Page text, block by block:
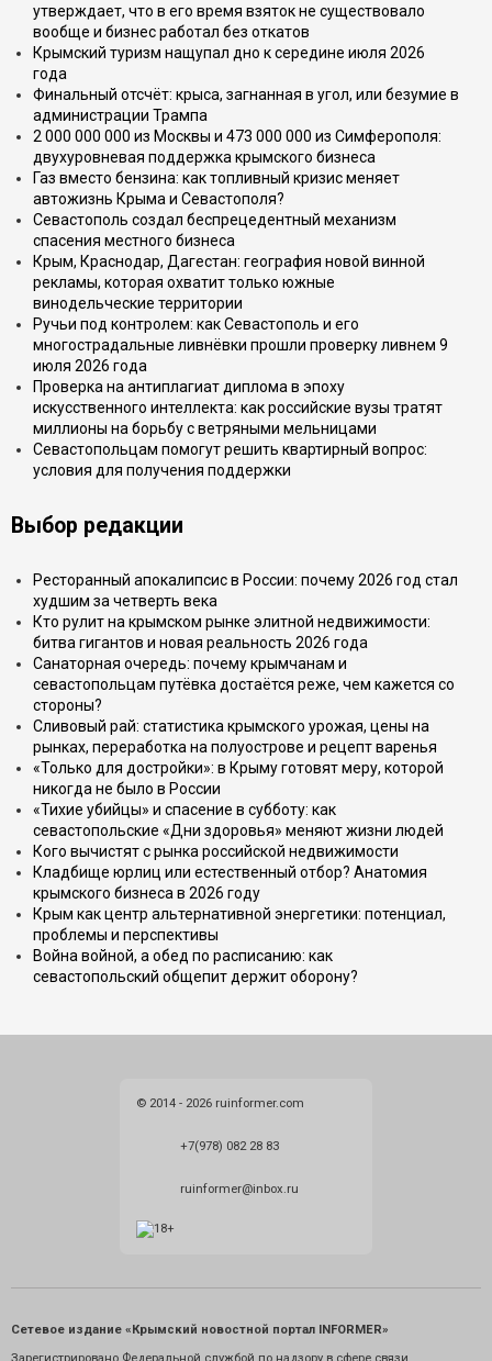
утверждает, что в его время взяток не существовало
вообще и бизнес работал без откатов
Крымский туризм нащупал дно к середине июля 2026
года
Финальный отсчёт: крыса, загнанная в угол, или безумие в
администрации Трампа
2 000 000 000 из Москвы и 473 000 000 из Симферополя:
двухуровневая поддержка крымского бизнеса
Газ вместо бензина: как топливный кризис меняет
автожизнь Крыма и Севастополя?
Севастополь создал беспрецедентный механизм
спасения местного бизнеса
Крым, Краснодар, Дагестан: география новой винной
рекламы, которая охватит только южные
винодельческие территории
Ручьи под контролем: как Севастополь и его
многострадальные ливнёвки прошли проверку ливнем 9
июля 2026 года
Проверка на антиплагиат диплома в эпоху
искусственного интеллекта: как российские вузы тратят
миллионы на борьбу с ветряными мельницами
Севастопольцам помогут решить квартирный вопрос:
условия для получения поддержки
Выбор редакции
Ресторанный апокалипсис в России: почему 2026 год стал
худшим за четверть века
Кто рулит на крымском рынке элитной недвижимости:
битва гигантов и новая реальность 2026 года
Санаторная очередь: почему крымчанам и
севастопольцам путёвка достаётся реже, чем кажется со
стороны?
Сливовый рай: статистика крымского урожая, цены на
рынках, переработка на полуострове и рецепт варенья
«Только для достройки»: в Крыму готовят меру, которой
никогда не было в России
«Тихие убийцы» и спасение в субботу: как
севастопольские «Дни здоровья» меняют жизни людей
Кого вычистят с рынка российской недвижимости
Кладбище юрлиц или естественный отбор? Анатомия
крымского бизнеса в 2026 году
Крым как центр альтернативной энергетики: потенциал,
проблемы и перспективы
Война войной, а обед по расписанию: как
севастопольский общепит держит оборону?
© 2014 - 2026 ruinformer.com
+7(978) 082 28 83
ruinformer@inbox.ru
Сетевое издание «Крымский новостной портал INFORMER»